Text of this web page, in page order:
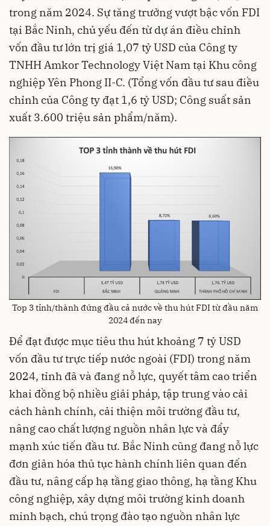
trong năm 2024. Sự tăng trưởng vượt bậc vốn FDI
tại Bắc Ninh, chủ yếu đến từ dự án điều chỉnh
vốn đầu tư lớn trị giá 1,07 tỷ USD của Công ty
TNHH Amkor Technology Việt Nam tại Khu công
nghiệp Yên Phong II-C. (Tổng vốn đầu tư sau điều
chỉnh của Công ty đạt 1,6 tỷ USD; Công suất sản
xuất 3.600 triệu sản phẩm/năm).
Top 3 tỉnh/thành đứng đầu cả nước về thu hút FDI từ đầu năm
2024 đến nay
Để đạt được mục tiêu thu hút khoảng 7 tỷ USD
vốn đầu tư trực tiếp nước ngoài (FDI) trong năm
2024, tỉnh đã và đang nỗ lực, quyết tâm cao triển
khai đồng bộ nhiều giải pháp, tập trung vào cải
cách hành chính, cải thiện môi trường đầu tư,
nâng cao chất lượng nguồn nhân lực và đẩy
mạnh xúc tiến đầu tư. Bắc Ninh cũng đang nỗ lực
đơn giản hóa thủ tục hành chính liên quan đến
đầu tư, nâng cấp hạ tầng giao thông, hạ tầng Khu
công nghiệp, xây dựng môi trường kinh doanh
minh bạch, chú trọng đào tạo nguồn nhân lực